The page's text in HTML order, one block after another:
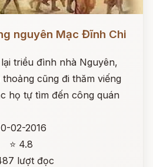
nguyên Mạc Đĩnh Chi
triều đình nhà Nguyên,
cũng đi thăm viếng
họ tự tìm đến công quán
02-2016
⭐ 4.8
lượt đọc